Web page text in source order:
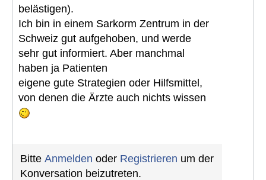
belästigen).
Ich bin in einem Sarkorm Zentrum in der
Schweiz gut aufgehoben, und werde
sehr gut informiert. Aber manchmal
haben ja Patienten
eigene gute Strategien oder Hilfsmittel,
von denen die Ärzte auch nichts wissen
Bitte Anmelden oder Registrieren um der
Konversation beizutreten.